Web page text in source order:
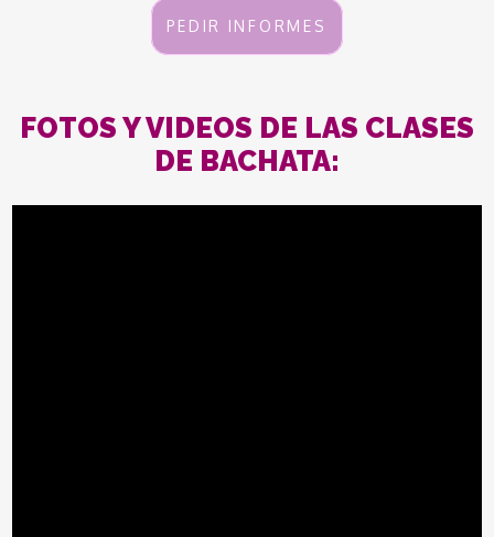
PEDIR INFORMES
FOTOS Y VIDEOS DE LAS CLASES
DE BACHATA: